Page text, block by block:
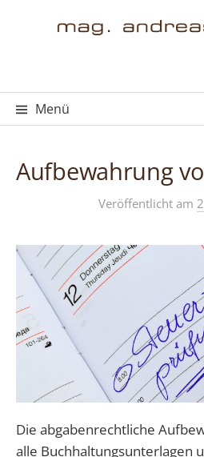
Menü
Aufbewahrung
Veröffentlicht am
Die abgabenrechtliche
alle Buchhaltungsunterlagen